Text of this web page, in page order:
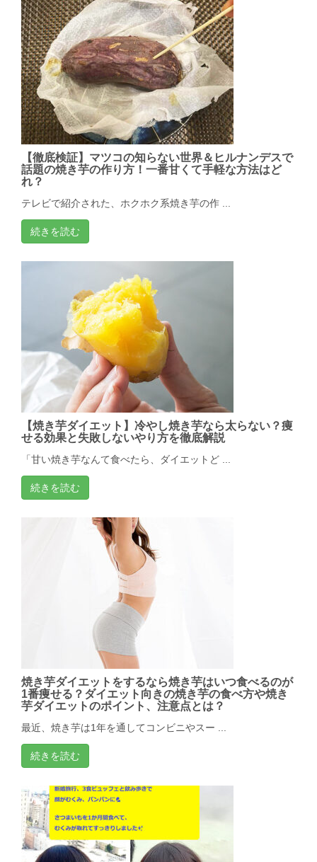
【徹底検証】マツコの知らない世界＆ヒルナンデスで
話題の焼き芋の作り方！一番甘くて手軽な方法はど
れ？
テレビで紹介された、ホクホク系焼き芋の作 ...
続きを読む
【焼き芋ダイエット】冷やし焼き芋なら太らない？痩
せる効果と失敗しないやり方を徹底解説
「甘い焼き芋なんて食べたら、ダイエットど ...
続きを読む
焼き芋ダイエットをするなら焼き芋はいつ食べるのが
1番痩せる？ダイエット向きの焼き芋の食べ方や焼き
芋ダイエットのポイント、注意点とは？
最近、焼き芋は1年を通してコンビニやスー ...
続きを読む